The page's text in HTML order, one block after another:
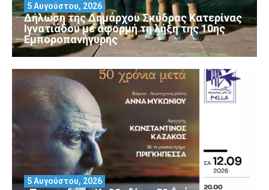
Δήλωση της Δημάρχου Σκύδρας Κατερίνας
Ιγνατιάδου με αφορμή τη λήξη της 10ης
Εμποροπανήγυρης
5 Αυγούστου, 2026
5 Αυγούστου, 2026